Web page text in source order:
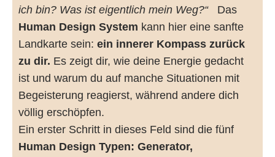
ich bin? Was ist eigentlich mein Weg?“
Das
Human Design System kann hier eine sanfte
Landkarte sein: ein innerer Kompass zurück
zu dir. Es zeigt dir, wie deine Energie gedacht
ist und warum du auf manche Situationen mit
Begeisterung reagierst, während andere dich
völlig erschöpfen.
Ein erster Schritt in dieses Feld sind die fünf
Human Design Typen: Generator,